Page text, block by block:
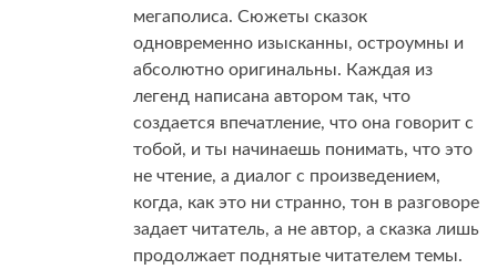
мегаполиса. Сюжеты сказок
одновременно изысканны, остроумны и
абсолютно оригинальны. Каждая из
легенд написана автором так, что
создается впечатление, что она говорит с
тобой, и ты начинаешь понимать, что это
не чтение, а диалог с произведением,
когда, как это ни странно, тон в разговоре
задает читатель, а не автор, а сказка лишь
продолжает поднятые читателем темы.